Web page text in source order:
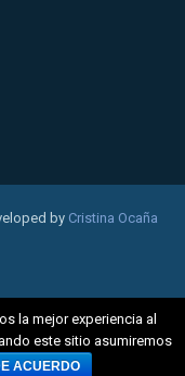
by Cristina Ocaña
la mejor experiencia al
este sitio asumiremos
ACUERDO